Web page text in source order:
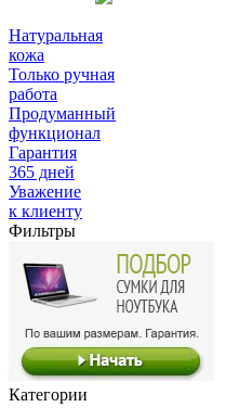
Натуральная
кожа
Только ручная
работа
Продуманный
функционал
Гарантия
365 дней
Уважение
к клиенту
Фильтры
Категории